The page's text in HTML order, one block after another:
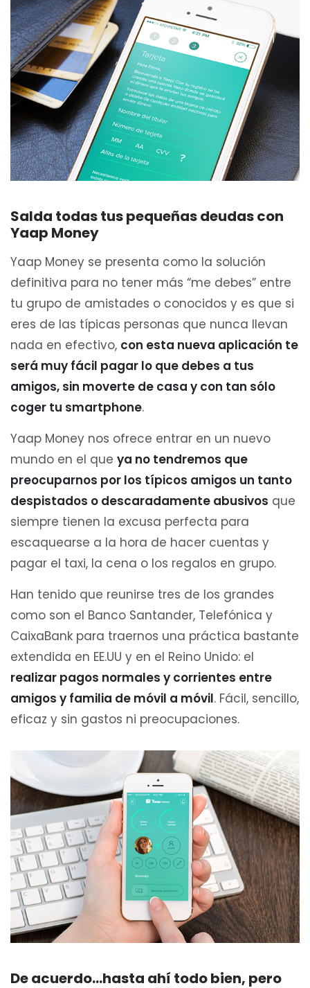
Salda todas tus pequeñas deudas con
Yaap Money
Yaap Money se presenta como la solución
definitiva para no tener más “me debes” entre
tu grupo de amistades o conocidos y es que si
eres de las típicas personas que nunca llevan
nada en efectivo, con esta nueva aplicación te
será muy fácil pagar lo que debes a tus
amigos, sin moverte de casa y con tan sólo
coger tu smartphone.
Yaap Money nos ofrece entrar en un nuevo
mundo en el que ya no tendremos que
preocuparnos por los típicos amigos un tanto
despistados o descaradamente abusivos que
siempre tienen la excusa perfecta para
escaquearse a la hora de hacer cuentas y
pagar el taxi, la cena o los regalos en grupo.
Han tenido que reunirse tres de los grandes
como son el Banco Santander, Telefónica y
CaixaBank para traernos una práctica bastante
extendida en EE.UU y en el Reino Unido: el
realizar pagos normales y corrientes entre
amigos y familia de móvil a móvil. Fácil, sencillo,
eficaz y sin gastos ni preocupaciones.
De acuerdo…hasta ahí todo bien, pero